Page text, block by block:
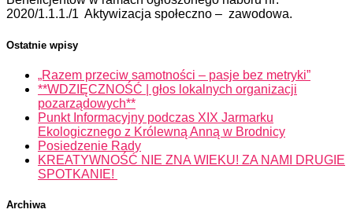
2020/1.1.1./1 Aktywizacja społeczno – zawodowa.
Ostatnie wpisy
„Razem przeciw samotności – pasje bez metryki”
**WDZIĘCZNOŚĆ | głos lokalnych organizacji
pozarządowych**
Punkt Informacyjny podczas XIX Jarmarku
Ekologicznego z Królewną Anną w Brodnicy
Posiedzenie Rady
KREATYWNOŚĆ NIE ZNA WIEKU! ZA NAMI DRUGIE
SPOTKANIE!
Archiwa